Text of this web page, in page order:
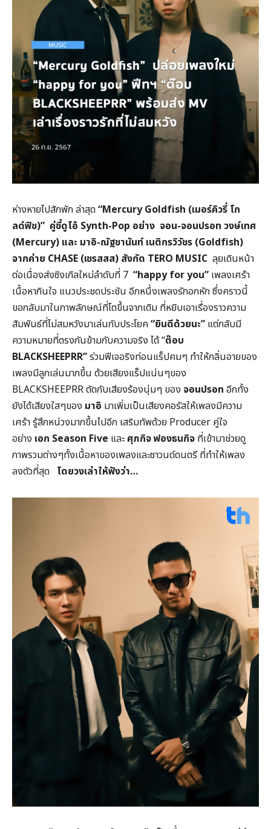
ห่างหายไปสักพัก ล่าสุด“Mercury Goldfish (เมอร์คิวรี่ โก
ลด์ฟิช)” คู่ซี้ดูโอ้ Synth-Pop อย่าง จอน-จอนปรอท วงษ์เทศ
(Mercury) และ มาอิ-ณัฐชานันท์ เนติกรวิวัชร (Goldfish)
จากค่าย CHASE (เชรสสส) สังกัด TERO MUSIC ลุยเดินหน้า
ต่อเนื่องส่งซิงเกิลใหม่ลำดับที่ 7 “happy for you” เพลงเศร้า
เนื้อหากินใจ แนวประชดประชัน อีกหนึ่งเพลงรักอกหัก ซึ่งคราวนี้
ขอกลับมาในภาพลักษณ์ที่โตขึ้นจากเดิม ที่หยิบเอาเรื่องราวความ
สัมพันธ์ที่ไม่สมหวังมาเล่นกับประโยค“ยินดีด้วยนะ” แต่กลับมี
ความหมายที่ตรงกันข้ามกับความจริง ได้ “ต๊อบ
BLACKSHEEPRR”ร่วมฟีเจอริงท่อนแร็ปคมๆ ทำให้กลิ่นอายของ
เพลงมีลูกเล่นมากขึ้น ด้วยเสียงแร็ปแน่นๆของ
BLACKSHEEPRRตัดกับเสียงร้องนุ่มๆ ของ จอนปรอท อีกทั้ง
ยังได้เสียงใสๆของ มาอิ มาเพิ่มเป็นเสียงคอรัสให้เพลงมีความ
เศร้า รู้สึกหน่วงมากขึ้นไปอีก เสริมทัพด้วย Producer คู่ใจ
อย่าง เอก Season Five และศุภกิจ ฟองธนกิจ ที่เข้ามาช่วยดู
ภาพรวมต่างๆทั้งเนื้อหาของเพลงและซาวนด์ดนตรี ที่ทำให้เพลง
ลงตัวที่สุด โดยวงเล่าให้ฟังว่า…